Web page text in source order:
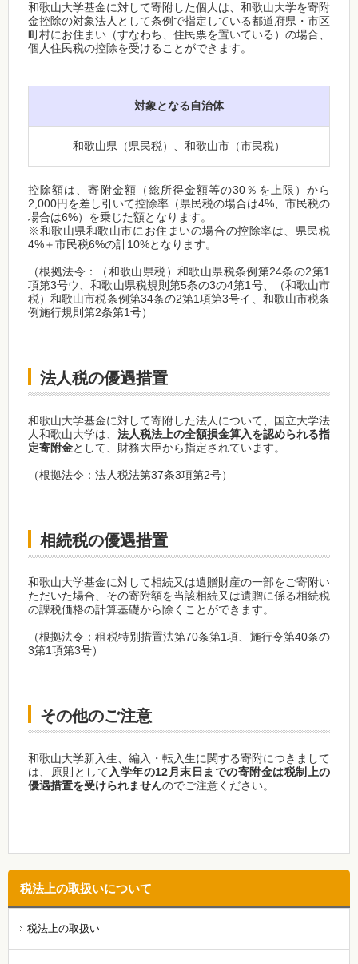
和歌山大学基金に対して寄附した個人は、和歌山大学を寄附
金控除の対象法人として条例で指定している都道府県・市区
町村にお住まい（すなわち、住民票を置いている）の場合、
個人住民税の控除を受けることができます。
対象となる自治体
和歌山県（県民税）、和歌山市（市民税）
控除額は、寄附金額（総所得金額等の30％を上限）から
2,000円を差し引いて控除率（県民税の場合は4%、市民税の
場合は6%）を乗じた額となります。
※和歌山県和歌山市にお住まいの場合の控除率は、県民税
4%＋市民税6%の計10%となります。
（根拠法令：（和歌山県税）和歌山県税条例第24条の2第1
項第3号ウ、和歌山県税規則第5条の3の4第1号、（和歌山市
税）和歌山市税条例第34条の2第1項第3号イ、和歌山市税条
例施行規則第2条第1号）
法人税の優遇措置
和歌山大学基金に対して寄附した法人について、国立大学法
人和歌山大学は、 法人税法上の全額損金算入を認められる指
定寄附金として、財務大臣から指定されています。
（根拠法令：法人税法第37条3項第2号）
相続税の優遇措置
和歌山大学基金に対して相続又は遺贈財産の一部をご寄附い
ただいた場合、その寄附額を当該相続又は遺贈に係る相続税
の課税価格の計算基礎から除くことができます。
（根拠法令：租税特別措置法第70条第1項、施行令第40条の
3第1項第3号）
その他のご注意
和歌山大学新入生、編入・転入生に関する寄附につきまして
は、原則として 入学年の12月末日までの寄附金は税制上の
優遇措置を受けられませんのでご注意ください。
税法上の取扱いについて
税法上の取扱い